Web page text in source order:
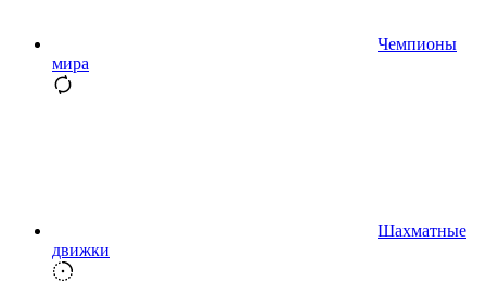
Чемпионы
мира
Шахматные
движки